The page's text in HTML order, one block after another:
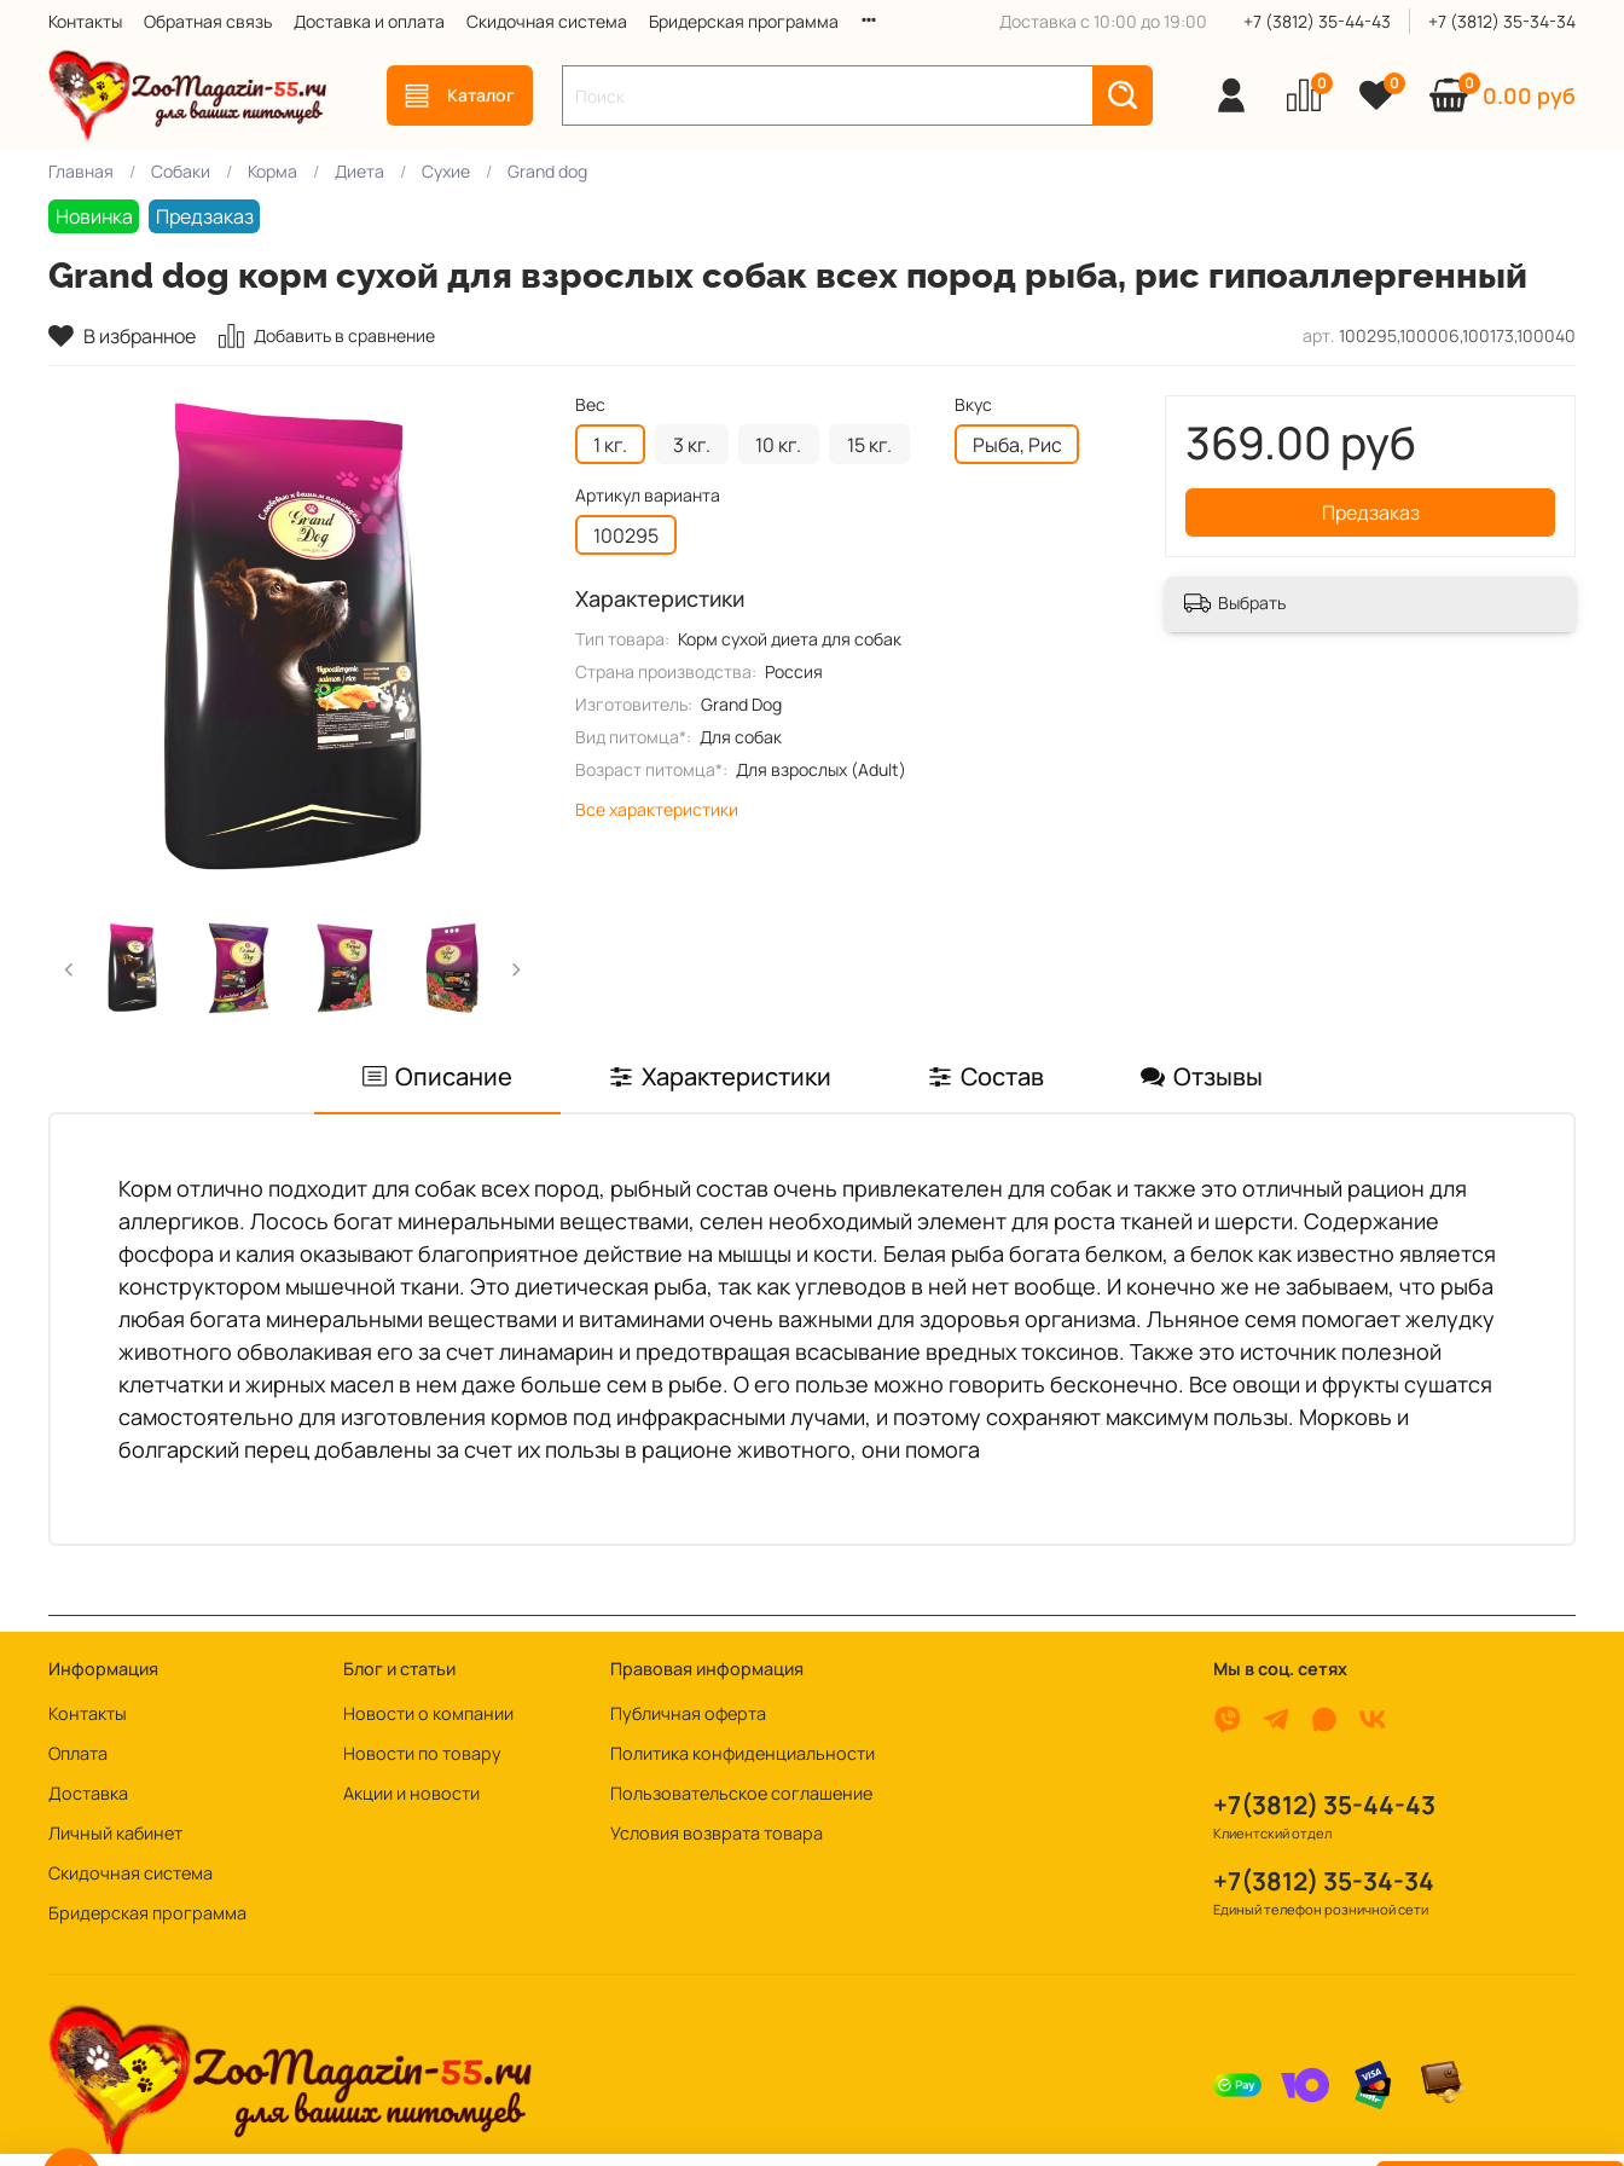
Контакты Обратная связь Доставка и оплата Скидочная система Бридерская программа Доставка с 10:00 до 19:00 +7 (3812) 35-44-43 +7 (3812) 35-34-34
Каталог
0 0 0 0.00 руб
Главная Собаки Корма Диета Сухие Grand dog
Новинка Предзаказ
Grand dog корм сухой для взрослых собак всех пород рыба, рис гипоаллергенный
В избранное Добавить в сравнение арт. 100295,100006,100173,100040
Вес
1 кг. 3 кг. 10 кг. 15 кг.
Вкус
Рыба, Рис
Артикул варианта
100295
Характеристики
Тип товара: Корм сухой диета для собак
Страна производства: Россия
Изготовитель: Grand Dog
Вид питомца*: Для собак
Возраст питомца*: Для взрослых (Adult)
Все характеристики
369.00 руб
Предзаказ
Выбрать
Описание Характеристики Состав Отзывы
Корм отлично подходит для собак всех пород, рыбный состав очень привлекателен для собак и также это отличный рацион для
аллергиков. Лосось богат минеральными веществами, селен необходимый элемент для роста тканей и шерсти. Содержание
фосфора и калия оказывают благоприятное действие на мышцы и кости. Белая рыба богата белком, а белок как известно является
конструктором мышечной ткани. Это диетическая рыба, так как углеводов в ней нет вообще. И конечно же не забываем, что рыба
любая богата минеральными веществами и витаминами очень важными для здоровья организма. Льняное семя помогает желудку
животного обволакивая его за счет линамарин и предотвращая всасывание вредных токсинов. Также это источник полезной
клетчатки и жирных масел в нем даже больше сем в рыбе. О его пользе можно говорить бесконечно. Все овощи и фрукты сушатся
самостоятельно для изготовления кормов под инфракрасными лучами, и поэтому сохраняют максимум пользы. Морковь и
болгарский перец добавлены за счет их пользы в рационе животного, они помога
Информация
Контакты
Оплата
Доставка
Личный кабинет
Скидочная система
Бридерская программа
Блог и статьи
Новости о компании
Новости по товару
Акции и новости
Правовая информация
Публичная оферта
Политика конфиденциальности
Пользовательское соглашение
Условия возврата товара
Мы в соц. сетях
+7(3812) 35-44-43
Клиентский отдел
+7(3812) 35-34-34
Единый телефон розничной сети